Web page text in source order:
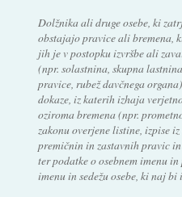
Dolžnika ali druge osebe, ki
obstajajo pravice ali bremena,
jih je v postopku izvršbe ali
(npr. solastnina, skupna
pravice, rubež davčnega
dokaze, iz katerih izhaja
oziroma bremena (npr.
zakonu overjene listine, izpise
premičnin in zastavnih pravic
ter podatke o osebnem imenu
imenu in sedežu osebe, ki naj